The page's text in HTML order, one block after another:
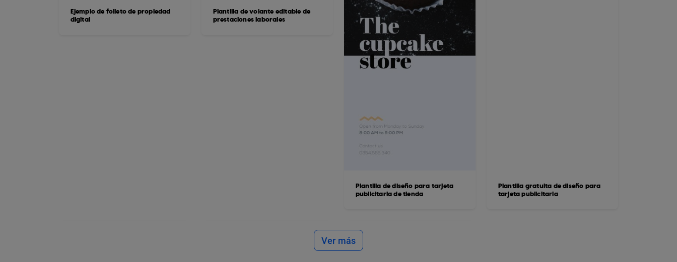
Ejemplo de folleto de propiedad
digital
Plantilla de volante editable de
prestaciones laborales
Plantilla de diseño para tarjeta
publicitaria de tienda
Plantilla gratuita de diseño para
tarjeta publicitaria
Ver más